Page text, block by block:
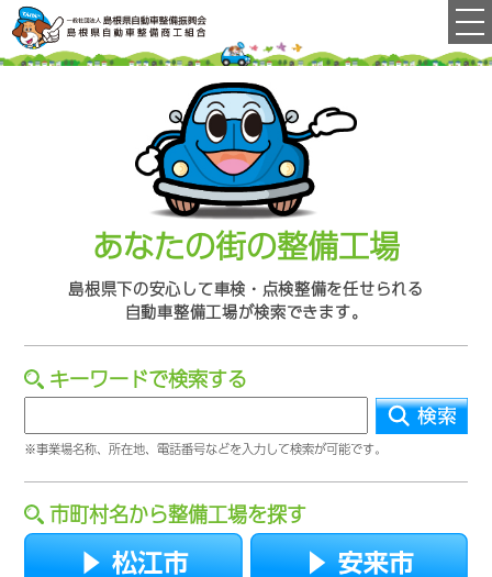
あなたの街の整備工場
島根県下の安心して車検・点検整備を任せられる
自動車整備工場が検索できます。
キーワードで検索する
※事業場名称、所在地、電話番号などを入力して検索が可能です。
市町村名から整備工場を探す